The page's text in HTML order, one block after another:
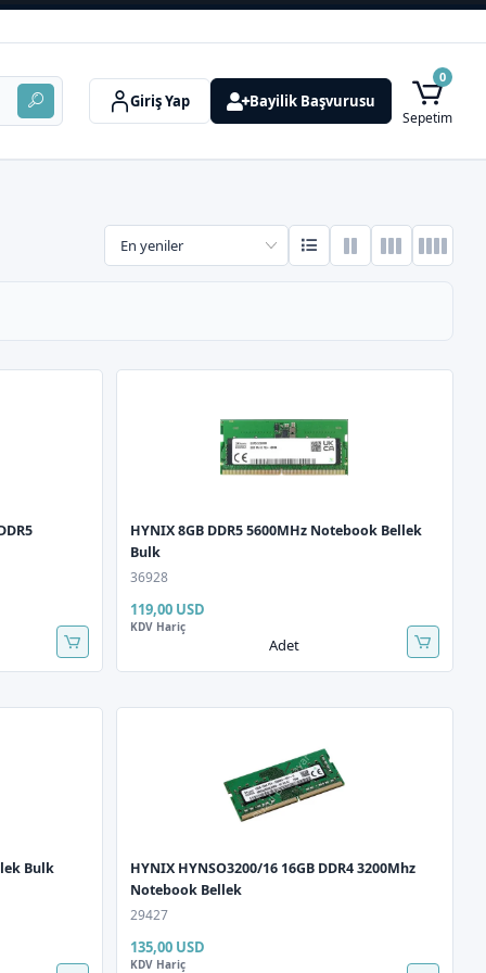
Giriş Yap Bayilik Başvurusu
0
Sepetim
HYNIX 8GB DDR5 5600MHz Notebook Bellek
Bulk
36928
119,00 USD
KDV Hariç
Adet
Bulk
HYNIX HYNSO3200/16 16GB DDR4 3200Mhz
Notebook Bellek
29427
135,00 USD
KDV Hariç